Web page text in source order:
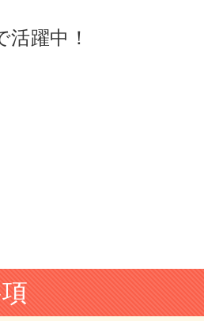
躍中！